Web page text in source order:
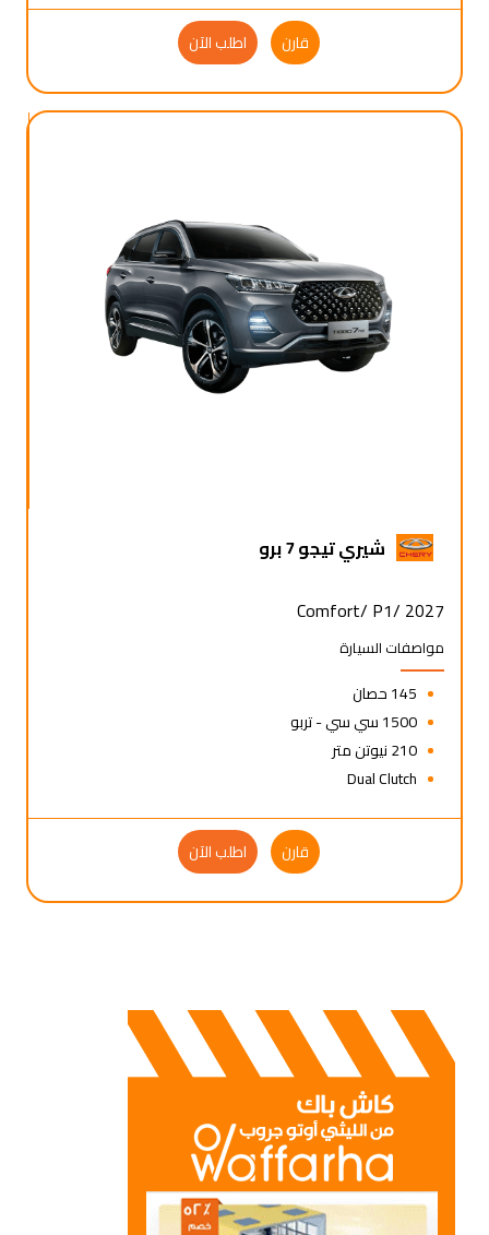
قارن اطلب الآن
شيري تيجو 7 برو
Comfort/ P1/ 2027
مواصفات السيارة
145 حصان
1500 سي سي - تربو
210 نيوتن متر
Dual Clutch
قارن اطلب الآن